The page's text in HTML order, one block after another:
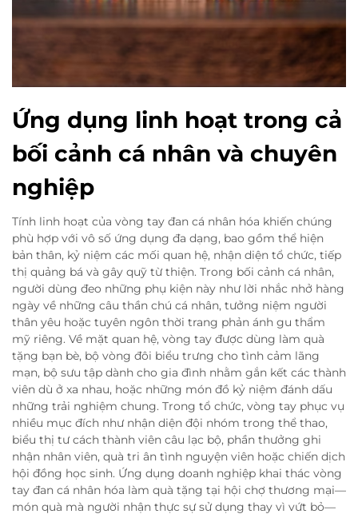
Ứng dụng linh hoạt trong cả
bối cảnh cá nhân và chuyên
nghiệp
Tính linh hoạt của vòng tay đan cá nhân hóa khiến chúng
phù hợp với vô số ứng dụng đa dạng, bao gồm thể hiện
bản thân, kỷ niệm các mối quan hệ, nhận diện tổ chức, tiếp
thị quảng bá và gây quỹ từ thiện. Trong bối cảnh cá nhân,
người dùng đeo những phụ kiện này như lời nhắc nhở hàng
ngày về những câu thần chú cá nhân, tưởng niệm người
thân yêu hoặc tuyên ngôn thời trang phản ánh gu thẩm
mỹ riêng. Về mặt quan hệ, vòng tay được dùng làm quà
tặng bạn bè, bộ vòng đôi biểu trưng cho tình cảm lãng
mạn, bộ sưu tập dành cho gia đình nhằm gắn kết các thành
viên dù ở xa nhau, hoặc những món đồ kỷ niệm đánh dấu
những trải nghiệm chung. Trong tổ chức, vòng tay phục vụ
nhiều mục đích như nhận diện đội nhóm trong thể thao,
biểu thị tư cách thành viên câu lạc bộ, phần thưởng ghi
nhận nhân viên, quà tri ân tình nguyện viên hoặc chiến dịch
hội đồng học sinh. Ứng dụng doanh nghiệp khai thác vòng
tay đan cá nhân hóa làm quà tặng tại hội chợ thương mại—
món quà mà người nhận thực sự sử dụng thay vì vứt bỏ—